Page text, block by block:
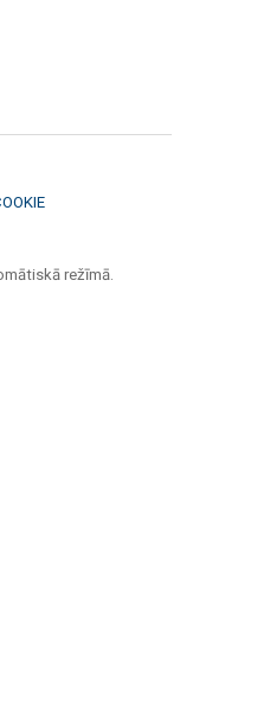
režīmā.